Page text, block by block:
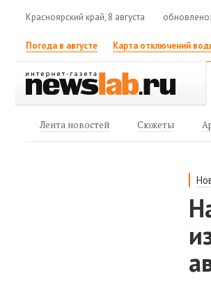
Красноярский край, 8 августа
Погода в августе Карта отключений
Лента новостей Сюжеты